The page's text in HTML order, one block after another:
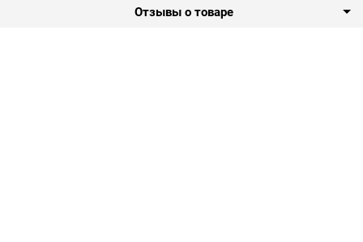
Отзывы о товаре